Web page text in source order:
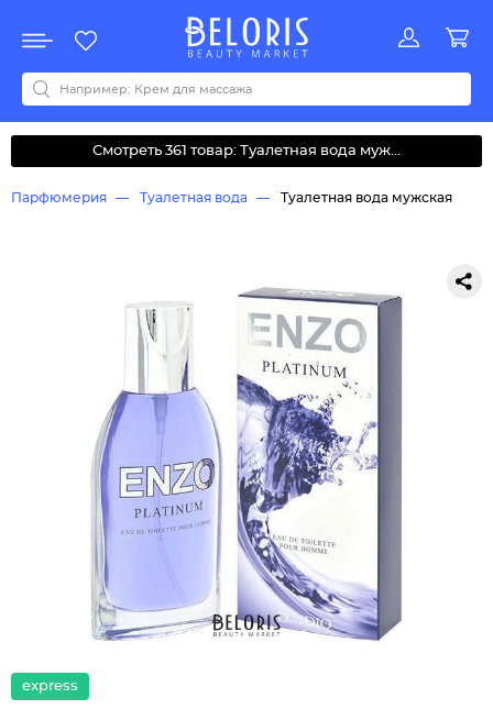
Акции
Все бренды
0-9ABCDEFGHIJKLMNOPQRSTUVWYZАБВДЗИМОКЛНПРСТУФ
Смотреть 361 товар: Туалетная вода муж...
Парфюмерия Туалетная вода Туалетная вода мужская
express